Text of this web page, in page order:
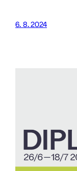
6. 8. 2024